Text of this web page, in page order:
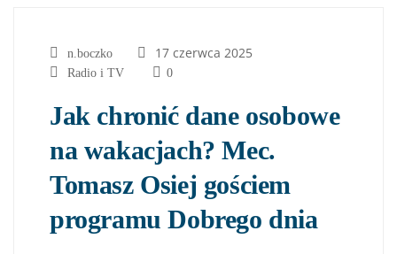
n.boczko 17 czerwca 2025
Radio i TV 0
Jak chronić dane osobowe
na wakacjach? Mec.
Tomasz Osiej gościem
programu Dobrego dnia